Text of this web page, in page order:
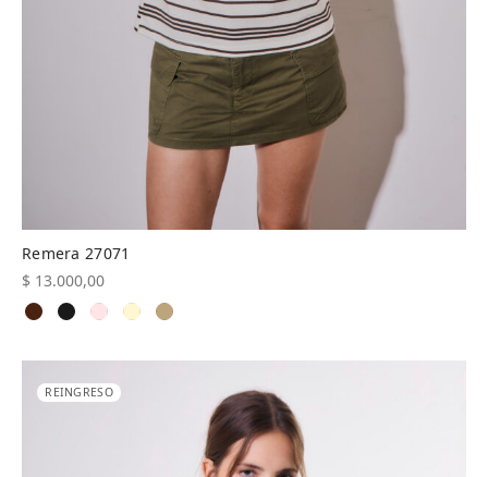
Remera 27071
$ 13.000,00